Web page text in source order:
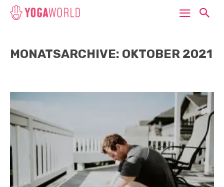
MONATSARCHIVE: OKTOBER 2021